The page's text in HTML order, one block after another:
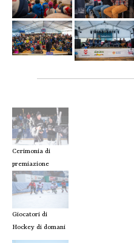
Cerimonia di
premiazione
Giocatori di
Hockey di domani